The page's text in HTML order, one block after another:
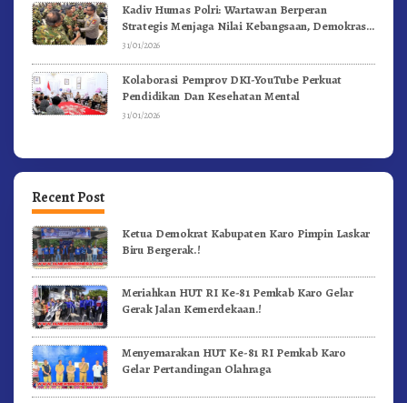
Kadiv Humas Polri: Wartawan Berperan
Strategis Menjaga Nilai Kebangsaan, Demokrasi,
dan NKRI
31/01/2026
Kolaborasi Pemprov DKI-YouTube Perkuat
Pendidikan Dan Kesehatan Mental
31/01/2026
Recent Post
Ketua Demokrat Kabupaten Karo Pimpin Laskar
Biru Bergerak.!
Meriahkan HUT RI Ke-81 Pemkab Karo Gelar
Gerak Jalan Kemerdekaan.!
Menyemarakan HUT Ke-81 RI Pemkab Karo
Gelar Pertandingan Olahraga